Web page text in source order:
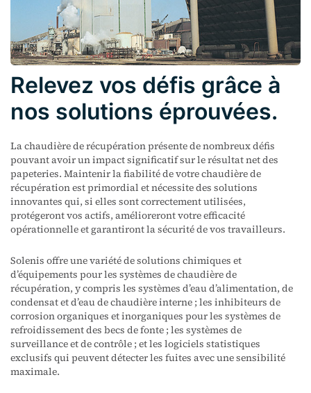
Relevez vos défis grâce à
nos solutions éprouvées.
La chaudière de récupération présente de nombreux défis
pouvant avoir un impact significatif sur le résultat net des
papeteries. Maintenir la fiabilité de votre chaudière de
récupération est primordial et nécessite des solutions
innovantes qui, si elles sont correctement utilisées,
protégeront vos actifs, amélioreront votre efficacité
opérationnelle et garantiront la sécurité de vos travailleurs.
Solenis offre une variété de solutions chimiques et
d’équipements pour les systèmes de chaudière de
récupération, y compris les systèmes d’eau d’alimentation, de
condensat et d’eau de chaudière interne ; les inhibiteurs de
corrosion organiques et inorganiques pour les systèmes de
refroidissement des becs de fonte ; les systèmes de
surveillance et de contrôle ; et les logiciels statistiques
exclusifs qui peuvent détecter les fuites avec une sensibilité
maximale.